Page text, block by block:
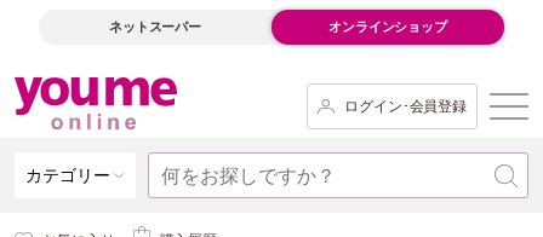
ネットスーパー オンラインショップ
ログイン･会員登録
カテゴリー